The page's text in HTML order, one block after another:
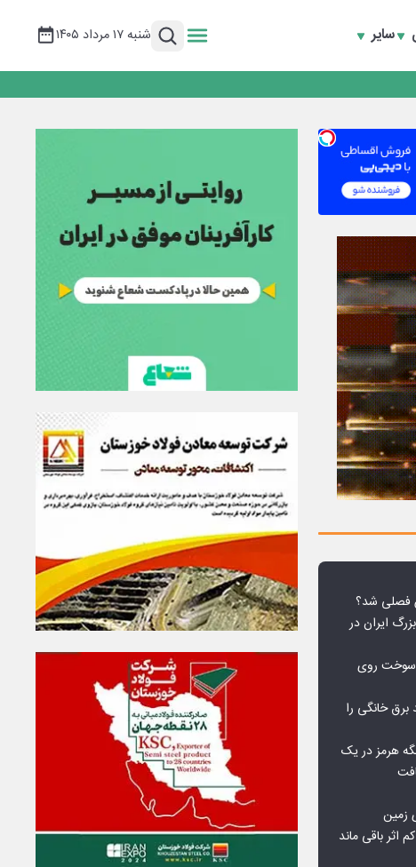
سایر شنبه ۱۷ مرداد ۱۴۰۵
فصلی شد؟
ایران در
سوخت روی
۱۰ درصد برق خانگی را
هرمز در یک
زمین
اثر باقی ماند